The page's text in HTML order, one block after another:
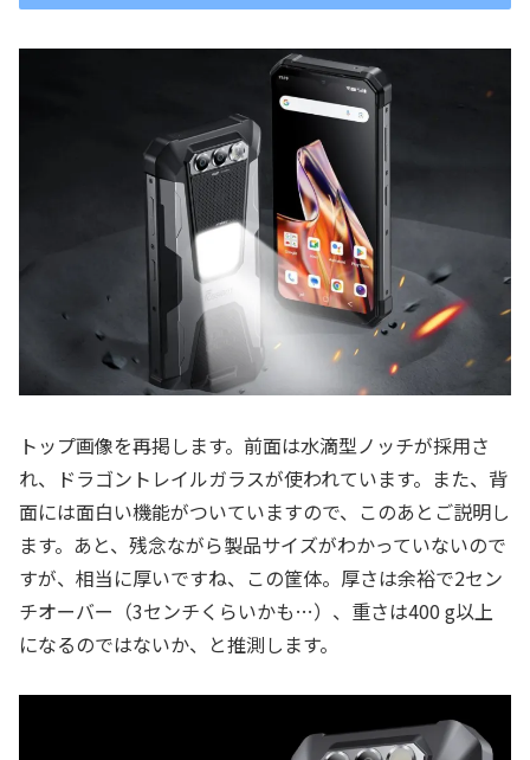
トップ画像を再掲します。前面は水滴型ノッチが採用さ
れ、ドラゴントレイルガラスが使われています。また、背
面には面白い機能がついていますので、このあとご説明し
ます。あと、残念ながら製品サイズがわかっていないので
すが、相当に厚いですね、この筐体。厚さは余裕で2セン
チオーバー（3センチくらいかも…）、重さは400 g以上
になるのではないか、と推測します。